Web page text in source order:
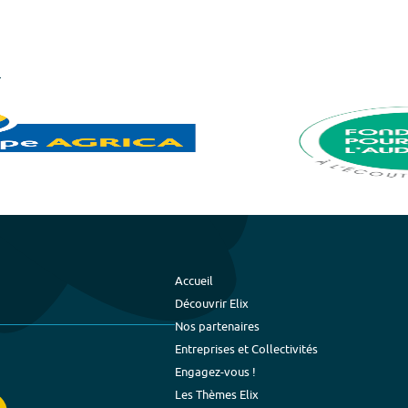
Accueil
Découvrir Elix
Nos partenaires
Entreprises et Collectivités
Engagez-vous !
Les Thèmes Elix